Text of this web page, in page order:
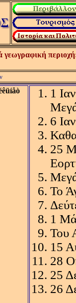
γεωγραφική
1
6
25
Το
1
Του
15
28
25
26